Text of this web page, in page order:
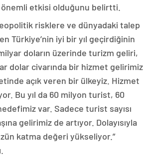
etkisi olduğunu belirtti.
risklere ve dünyadaki talep
Türkiye’nin iyi bir yıl geçirdiğinin
doların üzerinde turizm geliri,
dolar civarında bir hizmet gelirimiz
açık veren bir ülkeyiz. Hizmet
Bu yıl da 60 milyon turist, 60
var. Sadece turist sayısı
gelirimiz de artıyor. Dolayısıyla
katma değeri yükseliyor.”